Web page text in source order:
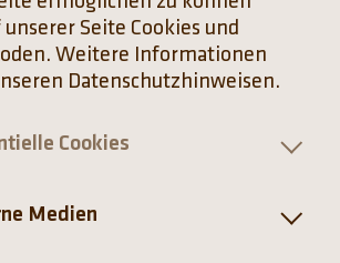
gibt es für über 400
optimalen Genpool
wir als Tierpark auch dazu
zur Verfügung zu stellen.
und die wichtigste
Seite Cookies und
Weitere Informationen
Datenschutzhinweisen.
Cookies
Medien